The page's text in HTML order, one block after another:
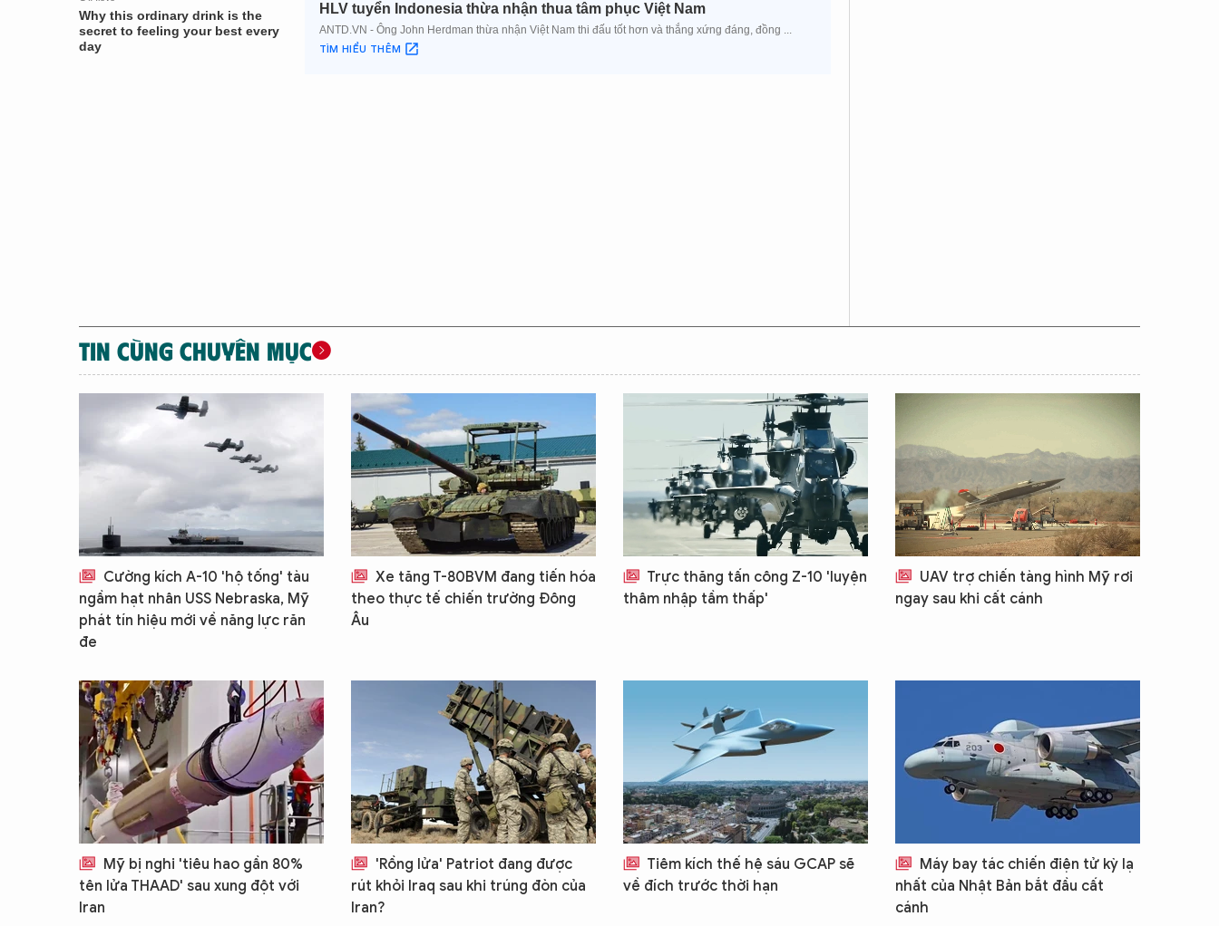
TIN CÙNG CHUYÊN MỤC
Cường kích A-10 'hộ tống' tàu
ngầm hạt nhân USS Nebraska, Mỹ
phát tín hiệu mới về năng lực răn
đe
Xe tăng T-80BVM đang tiến hóa
theo thực tế chiến trường Đông
Âu
Trực thăng tấn công Z-10 'luyện
thâm nhập tầm thấp'
UAV trợ chiến tàng hình Mỹ rơi
ngay sau khi cất cánh
Mỹ bị nghi 'tiêu hao gần 80%
tên lửa THAAD' sau xung đột với
Iran
'Rồng lửa' Patriot đang được
rút khỏi Iraq sau khi trúng đòn của
Iran?
Tiêm kích thế hệ sáu GCAP sẽ
về đích trước thời hạn
Máy bay tác chiến điện tử kỳ lạ
nhất của Nhật Bản bắt đầu cất
cánh